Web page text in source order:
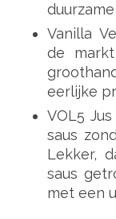
Vanilla
de
eerlijke
VOL5
saus
Lekker,
saus
met een